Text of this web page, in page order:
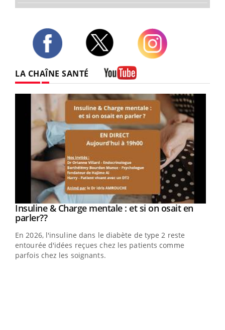
LA CHAÎNE SANTÉ
Youtube
Insuline & Charge mentale : et si on osait en
parler??Youtube
En 2026, l'insuline dans le diabète de type 2 reste
entourée d'idées reçues chez les patients comme
parfois chez les soignants.